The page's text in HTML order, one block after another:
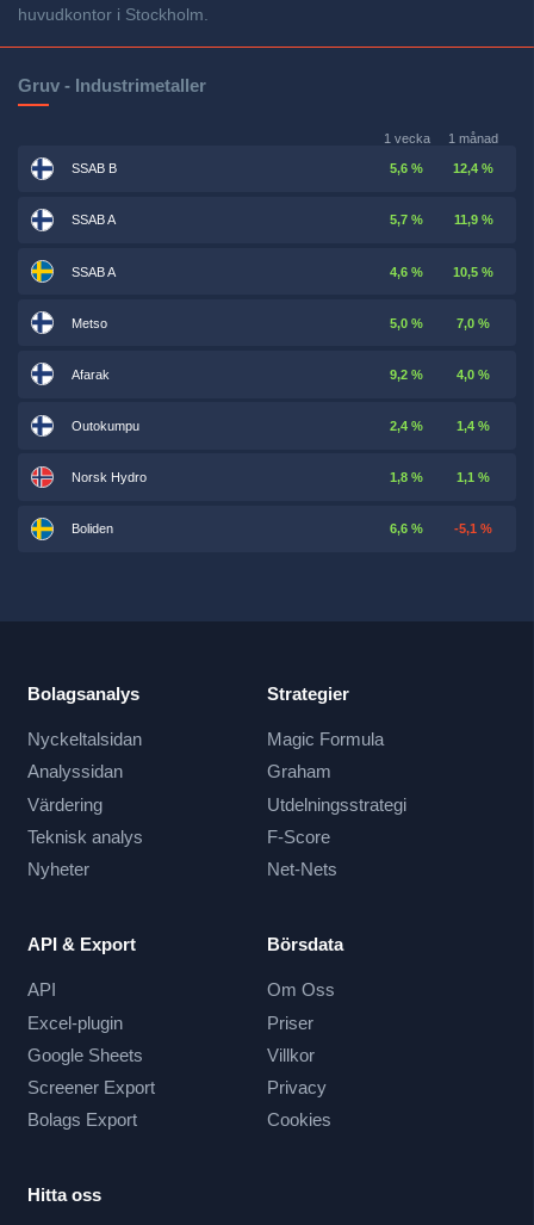
huvudkontor i Stockholm.
Gruv - Industrimetaller
1 vecka 1 månad
SSAB B 5,6 % 12,4 %
SSAB A 5,7 % 11,9 %
SSAB A 4,6 % 10,5 %
Metso 5,0 % 7,0 %
Afarak 9,2 % 4,0 %
Outokumpu 2,4 % 1,4 %
Norsk Hydro 1,8 % 1,1 %
Boliden 6,6 % -5,1 %
Bolagsanalys
Nyckeltalsidan
Analyssidan
Värdering
Teknisk analys
Nyheter
Strategier
Magic Formula
Graham
Utdelningsstrategi
F-Score
Net-Nets
API & Export
API
Excel-plugin
Google Sheets
Screener Export
Bolags Export
Börsdata
Om Oss
Priser
Villkor
Privacy
Cookies
Hitta oss